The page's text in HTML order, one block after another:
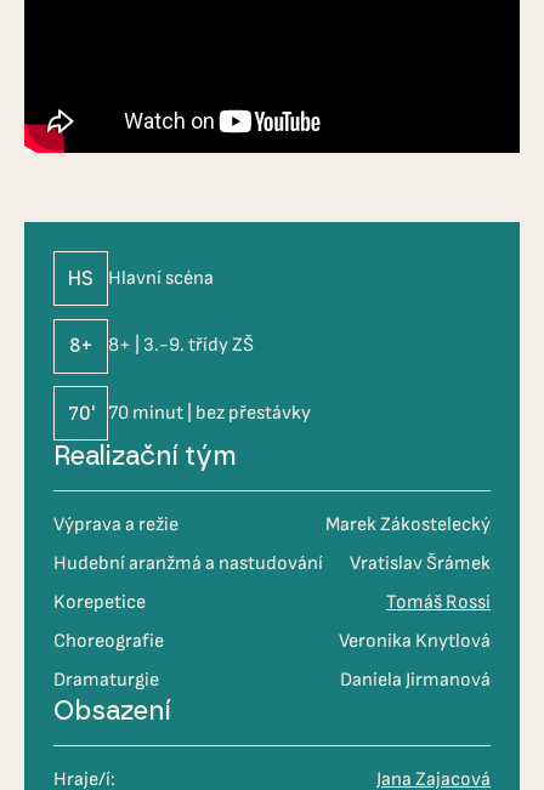
HS Hlavní scéna
8+ 8+ | 3.-9. třídy ZŠ
70' 70 minut | bez přestávky
Realizační tým
Výprava a režie
Marek Zákostelecký
Hudební aranžmá a nastudování
Vratislav Šrámek
Korepetice
Tomáš Rossi
Choreografie
Veronika Knytlová
Dramaturgie
Daniela Jirmanová
Obsazení
Hraje/í: Jana Zajacová